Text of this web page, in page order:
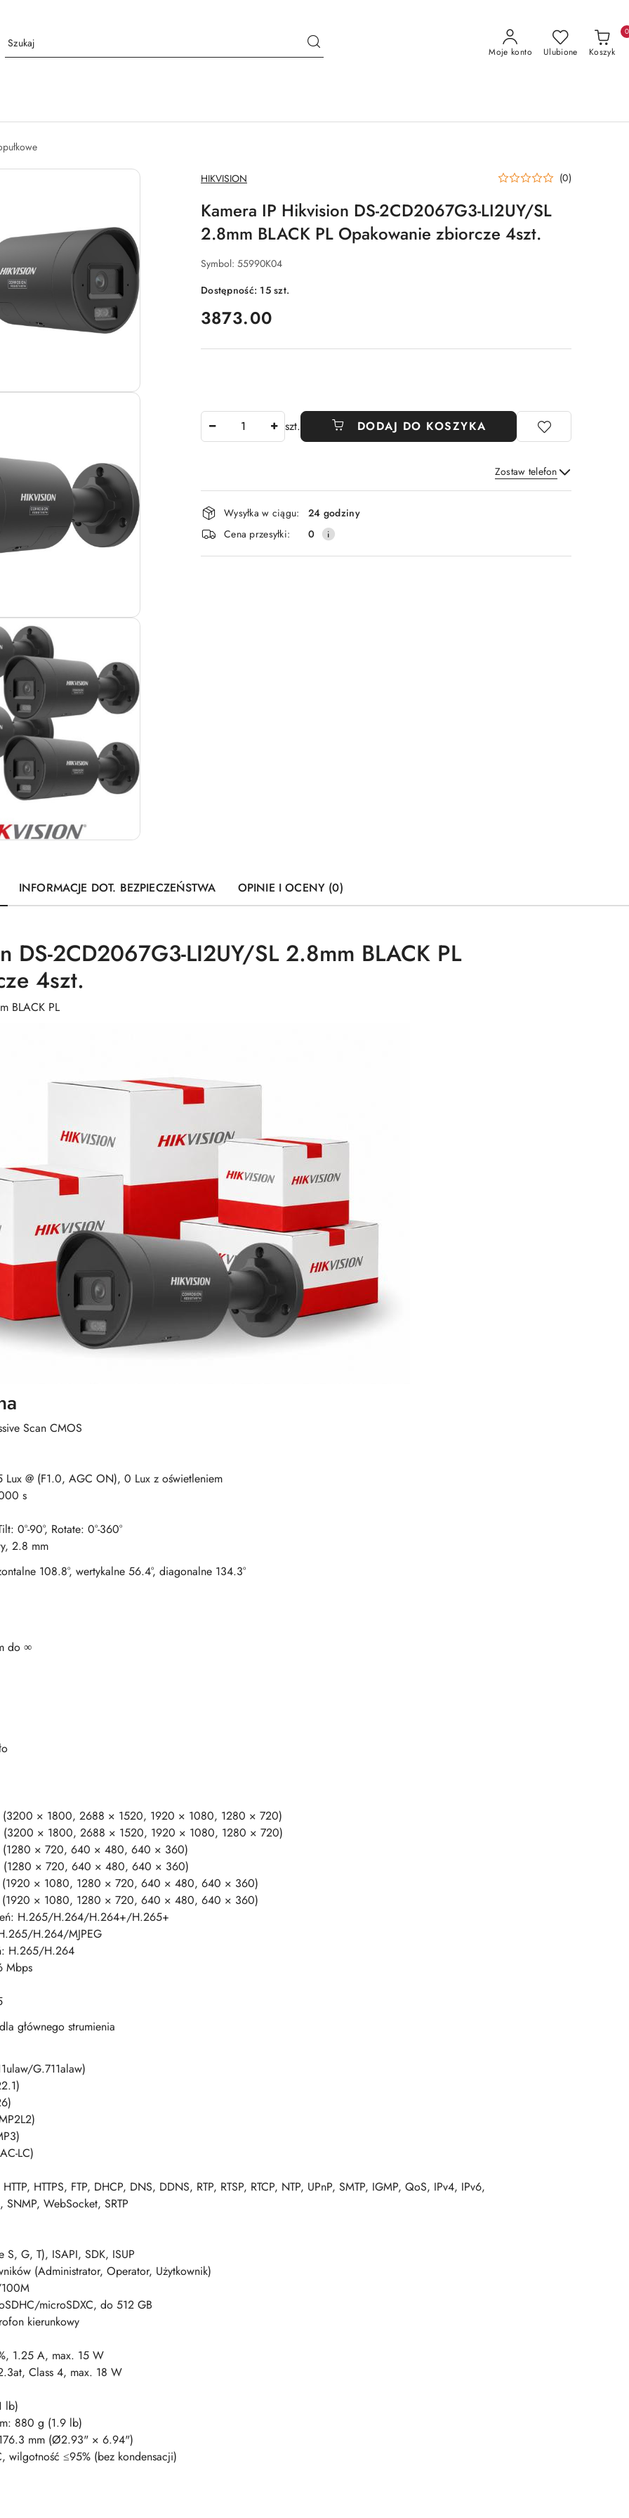
Moje konto Ulubione Koszyk
0
NAZWA
PRODUCENTA:
HIKVISION (0)
Kamera IP Hikvision DS-2CD2067G3-LI2UY/SL
2.8mm BLACK PL Opakowanie zbiorcze 4szt.
Symbol: 55990K04
Dostępność: 15szt.
cena:
3873.00
szt. DODAJ DO KOSZYKA
Zostaw telefon
Wyślij
Dostępność
i
dostawa
Wysyłka w ciągu:
24 godziny
Cena przesyłki:
0
INFORMACJE DOT. BEZPIECZEŃSTWA OPINIE I OCENY (0)
DS-2CD2067G3-LI2UY/SL 2.8mm BLACK PL
4szt.
BLACK PL
Scan CMOS
@ (F1.0, AGC ON), 0 Lux z oświetleniem
s
0°-90°, Rotate: 0°-360°
2.8 mm
108.8°, wertykalne 56.4°, diagonalne 134.3°
do ∞
× 1800, 2688 × 1520, 1920 × 1080, 1280 × 720)
× 1800, 2688 × 1520, 1920 × 1080, 1280 × 720)
(1280 × 720, 640 × 480, 640 × 360)
(1280 × 720, 640 × 480, 640 × 360)
(1920 × 1080, 1280 × 720, 640 × 480, 640 × 360)
(1920 × 1080, 1280 × 720, 640 × 480, 640 × 360)
H.265/H.264/H.264+/H.265+
H.264/MJPEG
H.265/H.264
Mbps
głównego strumienia
G.711alaw)
LC)
HTTPS, FTP, DHCP, DNS, DDNS, RTP, RTSP, RTCP, NTP, UPnP, SMTP, IGMP, QoS, IPv4, IPv6,
SNMP, WebSocket, SRTP
S, G, T), ISAPI, SDK, ISUP
(Administrator, Operator, Użytkownik)
microSDXC, do 512 GB
kierunkowy
1.25 A, max. 15 W
Class 4, max. 18 W
lb)
880 g (1.9 lb)
mm (Ø2.93" × 6.94")
wilgotność ≤95% (bez kondensacji)